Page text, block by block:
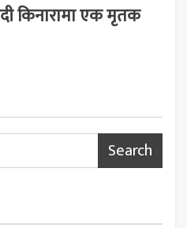
किनारामा एक मृतक